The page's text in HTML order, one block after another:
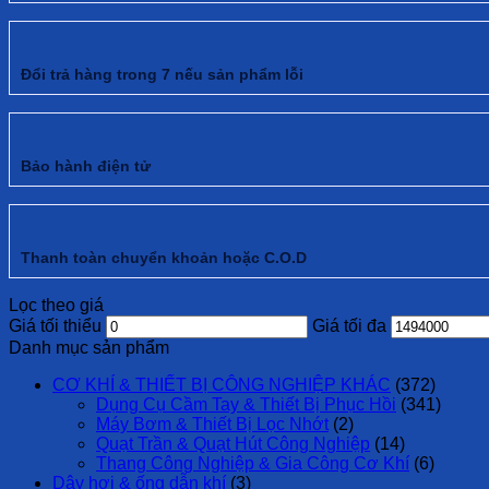
Đổi trả hàng trong 7 nếu sản phẩm lỗi
Bảo hành điện tử
Thanh toàn chuyển khoản hoặc C.O.D
Lọc theo giá
Giá tối thiểu
Giá tối đa
Danh mục sản phẩm
CƠ KHÍ & THIẾT BỊ CÔNG NGHIỆP KHÁC (372)
Dụng Cụ Cầm Tay & Thiết Bị Phục Hồi (341)
Máy Bơm & Thiết Bị Lọc Nhớt (2)
Quạt Trần & Quạt Hút Công Nghiệp (14)
Thang Công Nghiệp & Gia Công Cơ Khí (6)
Dây hơi & ống dẫn khí (3)